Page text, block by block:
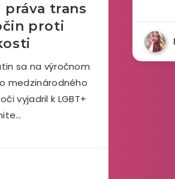
trans
proti
sa na výročnom
medzinárodného
vyjadril k LGBT+